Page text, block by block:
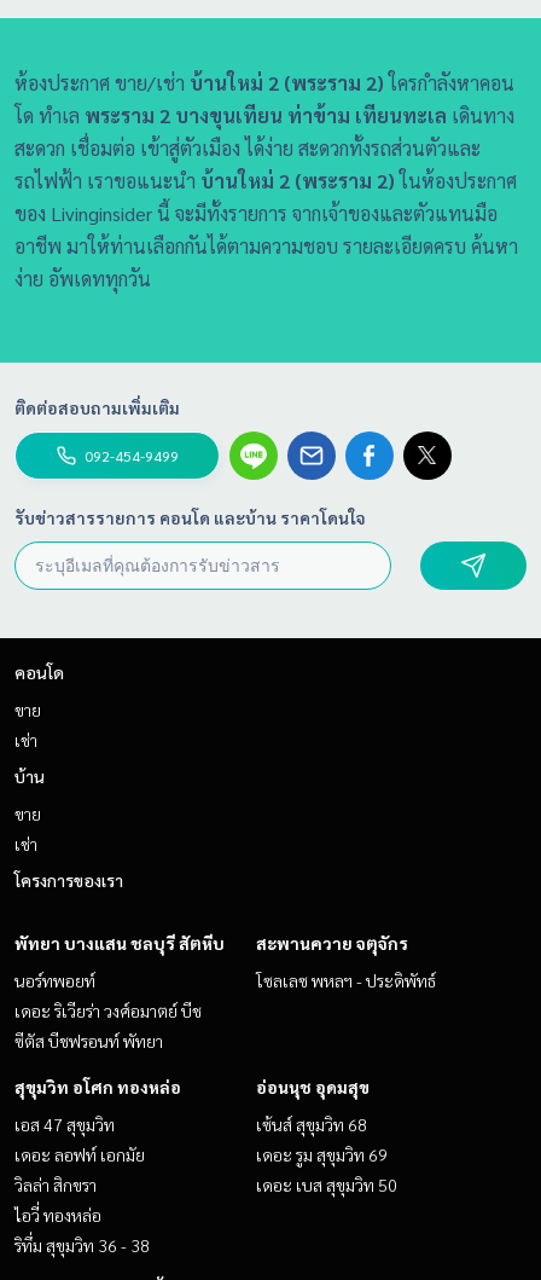
ห้องประกาศ ขาย/เช่า บ้านใหม่ 2 (พระราม 2)ใครกำลังหาคอน
โด ทำเล พระราม 2 บางขุนเทียน ท่าข้าม เทียนทะเล เดินทาง
สะดวก เชื่อมต่อ เข้าสู่ตัวเมือง ได้ง่าย สะดวกทั้งรถส่วนตัวและ
รถไฟฟ้า เราขอแนะนำ บ้านใหม่ 2 (พระราม 2)ในห้องประกาศ
ของ Livinginsider นี้ จะมีทั้งรายการ จากเจ้าของและตัวแทนมือ
อาชีพ มาให้ท่านเลือกกันได้ตามความชอบ รายละเอียดครบ ค้นหา
ง่าย อัพเดททุกวัน
ติดต่อสอบถามเพิ่มเติม
092-454-9499
รับข่าวสารรายการ คอนโด และบ้าน ราคาโดนใจ
คอนโด
ขาย
เช่า
บ้าน
ขาย
เช่า
โครงการของเรา
พัทยา บางแสน ชลบุรี สัตหีบ
นอร์ทพอยท์
เดอะ ริเวียร่า วงศ์อมาตย์ บีช
ซีตัส บีชฟรอนท์ พัทยา
สะพานควาย จตุจักร
โซลเลซ พหลฯ - ประดิพัทธ์
สุขุมวิท อโศก ทองหล่อ
เอส 47 สุขุมวิท
เดอะ ลอฟท์ เอกมัย
วิลล่า สิกขรา
ไอวี่ ทองหล่อ
ริทึ่ม สุขุมวิท 36 - 38
อ่อนนุช อุดมสุข
เซ้นส์ สุขุมวิท 68
เดอะ รูม สุขุมวิท 69
เดอะ เบส สุขุมวิท 50